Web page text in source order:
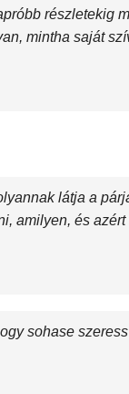
részletekig
mintha saját
látja a
amilyen, és azért
sohase